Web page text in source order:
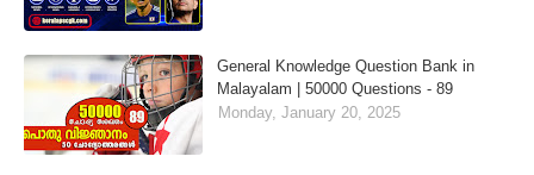
General Knowledge Question Bank in
Malayalam | 50000 Questions - 89
Monday, January 20, 2025